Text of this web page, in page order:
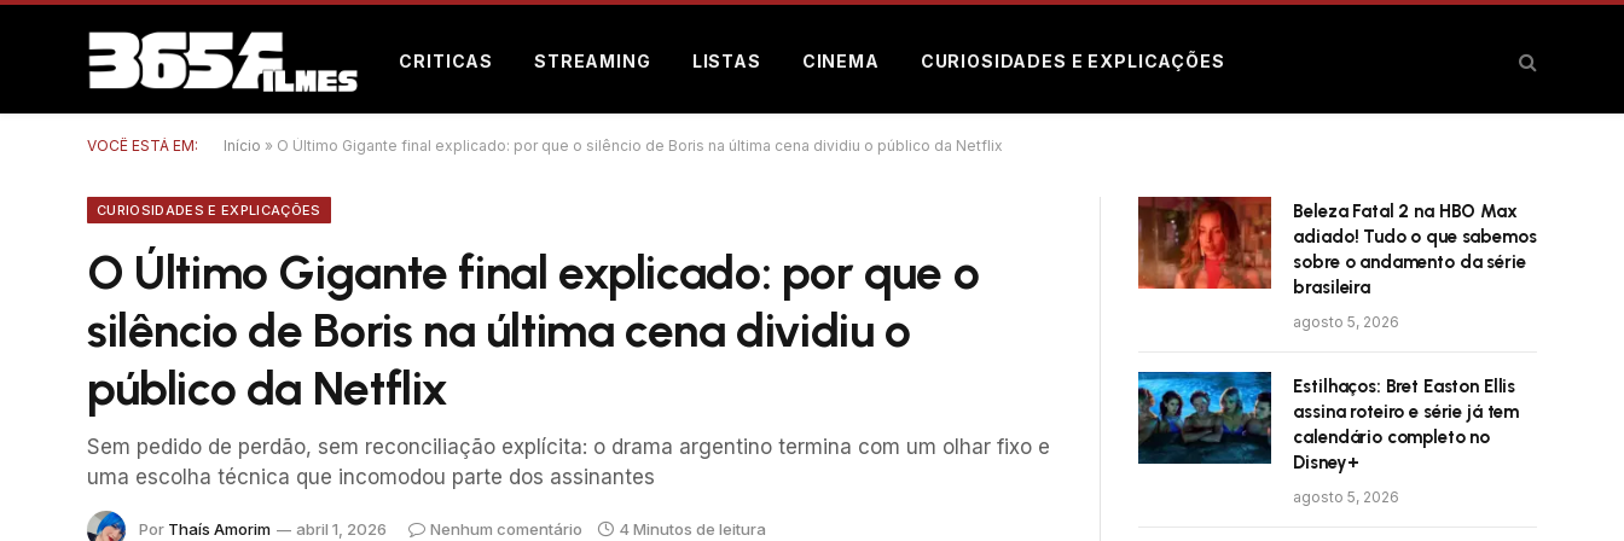
CRITICAS STREAMING LISTAS CINEMA CURIOSIDADES E EXPLICAÇÕES
VOCÊ ESTÁ EM: Início » O Último Gigante final explicado: por que o silêncio de Boris na última cena dividiu o público da Netflix
CURIOSIDADES E EXPLICAÇÕES
O Último Gigante final explicado: por que o
silêncio de Boris na última cena dividiu o
público da Netflix
Sem pedido de perdão, sem reconciliação explícita: o drama argentino termina com um olhar fixo e
uma escolha técnica que incomodou parte dos assinantes
Por Thaís Amorim abril 1, 2026 Nenhum comentário 4 Minutos de leitura
Beleza Fatal 2 na HBO Max
adiado! Tudo o que sabemos
sobre o andamento da série
brasileira
agosto 5, 2026
Estilhaços: Bret Easton Ellis
assina roteiro e série já tem
calendário completo no
Disney+
agosto 5, 2026